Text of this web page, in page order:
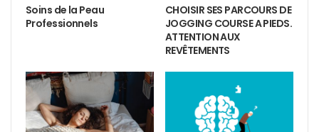
Soins de la Peau
Professionnels
CHOISIR SES PARCOURS DE
JOGGING COURSE A PIEDS.
ATTENTION AUX
REVÊTEMENTS